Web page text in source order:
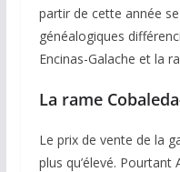
partir de cette année
généalogiques
Encinas-Galache et la
La rame
Le prix de vente de la
plus qu’élevé.